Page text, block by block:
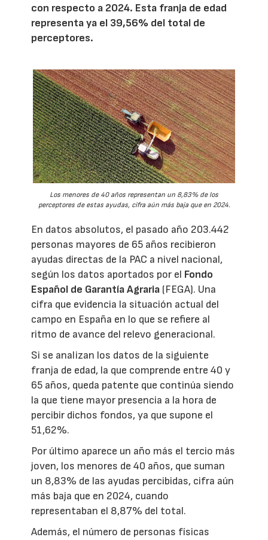
con respecto a 2024. Esta franja de edad
representa ya el 39,56% del total de
perceptores.
Los menores de 40 años representan un 8,83% de los
perceptores de estas ayudas, cifra aún más baja que en 2024.
En datos absolutos, el pasado año 203.442
personas mayores de 65 años recibieron
ayudas directas de la PAC a nivel nacional,
según los datos aportados por el Fondo
Español de Garantía Agraria (FEGA). Una
cifra que evidencia la situación actual del
campo en España en lo que se refiere al
ritmo de avance del relevo generacional.
Si se analizan los datos de la siguiente
franja de edad, la que comprende entre 40 y
65 años, queda patente que continúa siendo
la que tiene mayor presencia a la hora de
percibir dichos fondos, ya que supone el
51,62%.
Por último aparece un año más el tercio más
joven, los menores de 40 años, que suman
un 8,83% de las ayudas percibidas, cifra aún
más baja que en 2024, cuando
representaban el 8,87% del total.
Además, el número de personas físicas